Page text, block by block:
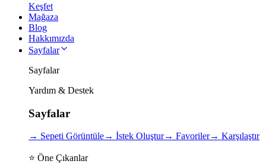
Keşfet
Mağaza
Blog
Hakkımızda
Sayfalar
Sayfalar
Yardım & Destek
Sayfalar
→ Sepeti Görüntüle→ İstek Oluştur→ Favoriler→ Karşılaştır
⭐ Öne Çıkanlar